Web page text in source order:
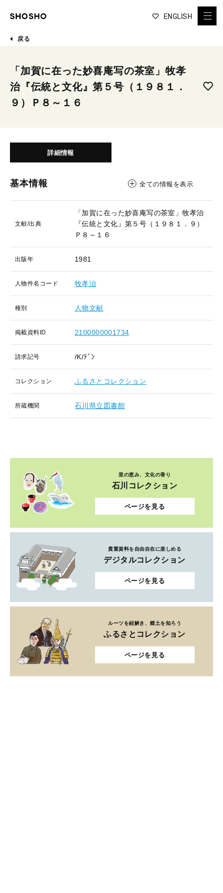
ENGLISH
戻る
「加賀に在った妙喜庵写の茶室」牧孝
治『伝統と文化』第５号（１９８１．
９）Ｐ８～１６
詳細情報
基本情報 全ての情報を表示
文献/出典
「加賀に在った妙喜庵写の茶室」牧孝治
『伝統と文化』第５号（１９８１．９）
Ｐ８～１６
出版年 1981
人物件名コード 牧孝治
種別 人物文献
掲載資料ID 2100000001734
請求記号 /K/ﾃﾞﾝ
コレクション ふるさとコレクション
所蔵機関 石川県立図書館
里の恵み、文化の香り
石川コレクション
ページを見る
貴重資料を自由自在に楽しめる
デジタルコレクション
ページを見る
ルーツを紐解き、郷土を知ろう
ふるさとコレクション
ページを見る